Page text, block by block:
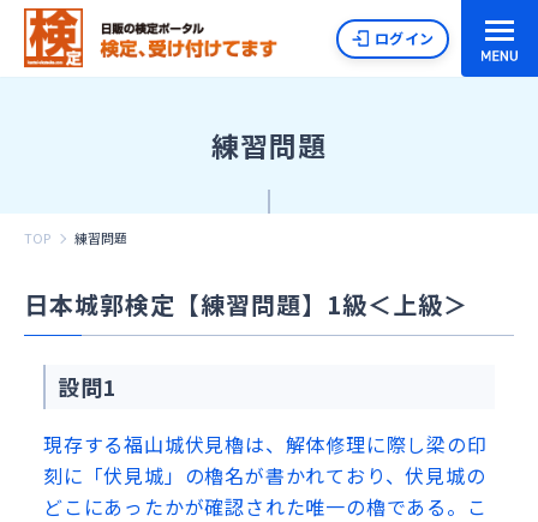
ログイン
練習問題
TOP 練習問題
日本城郭検定【練習問題】1級＜上級＞
設問1
現存する福山城伏見櫓は、解体修理に際し梁の印
刻に「伏見城」の櫓名が書かれており、伏見城の
どこにあったかが確認された唯一の櫓である。こ